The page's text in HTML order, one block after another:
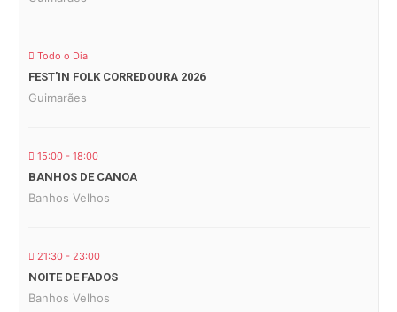
Todo o Dia
FEST’IN FOLK CORREDOURA 2026
Guimarães
15:00 - 18:00
BANHOS DE CANOA
Banhos Velhos
21:30 - 23:00
NOITE DE FADOS
Banhos Velhos